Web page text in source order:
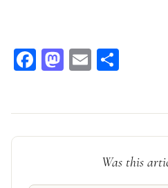
Facebook
Mastodon
Email
Was this